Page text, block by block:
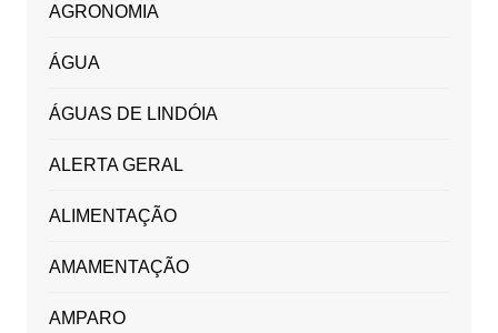
AGRONOMIA
ÁGUA
ÁGUAS DE LINDÓIA
ALERTA GERAL
ALIMENTAÇÃO
AMAMENTAÇÃO
AMPARO